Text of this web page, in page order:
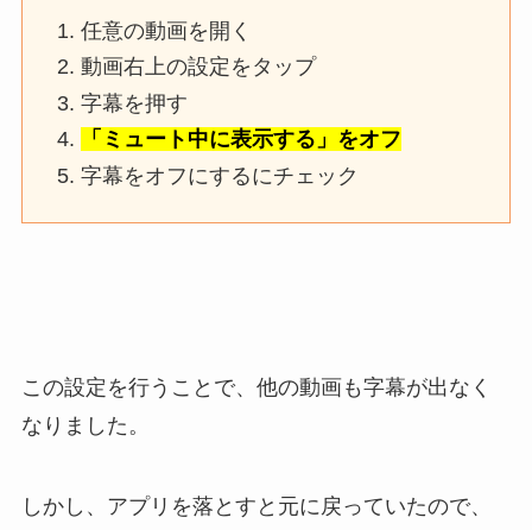
任意の動画を開く
動画右上の設定をタップ
字幕を押す
「ミュート中に表示する」をオフ
字幕をオフにするにチェック
この設定を行うことで、他の動画も字幕が出なく
なりました。
しかし、アプリを落とすと元に戻っていたので、